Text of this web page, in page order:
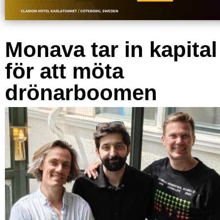
Monava tar in kapital
för att möta
drönarboomen